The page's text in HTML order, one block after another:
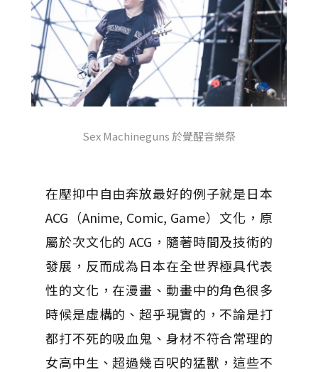
Sex Machineguns 於覺醒音樂祭
在壓抑中自由奔放最好的例子就是日本
ACG（Anime, Comic, Game）文化，原
屬於次文化的 ACG，隨著時間及技術的
發展，反而成為日本在全世界極具代表
性的文化，在漫畫、動畫中的角色很多
時候是虛構的、超乎現實的，不論是打
都打不死的吸血鬼、身材不符合常理的
女高中生、超過幾百呎的猛獸，這些不